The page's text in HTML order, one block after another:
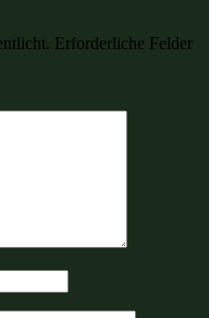
Erforderliche Felder